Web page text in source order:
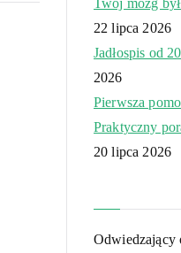
Twój mózg
22 lipca 2026
Jadłospis od
2026
Pierwsza
Praktyczny
20 lipca 2026
Odwiedzający